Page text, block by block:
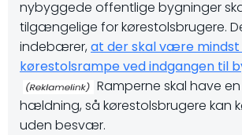
nybyggede offentlige bygninger
tilgængelige for kørestolsbrugere.
indebærer, at der skal være mindst
kørestolsrampe ved indgangen til
Ramperne skal have
hældning, så kørestolsbrugere kan
uden besvær.